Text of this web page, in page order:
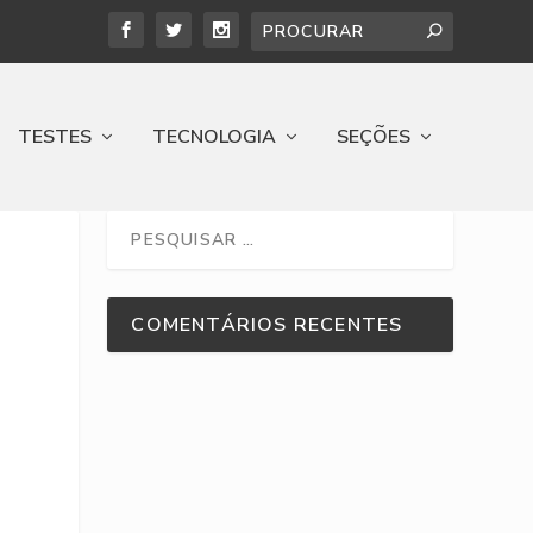
TESTES TECNOLOGIA SEÇÕES
COMENTÁRIOS RECENTES